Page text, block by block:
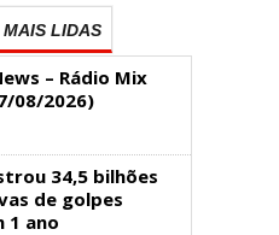
MAIS LIDAS
– Rádio Mix
08/2026)
34,5 bilhões
de golpes
1 ano